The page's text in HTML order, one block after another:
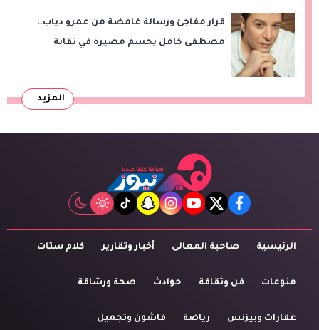
قرار مفاجئ ورسالة غامضة من عمرو دياب..
مصطفى كامل يحسم مصيره في نقابة
المزيد
facebook
twitter
youtube
instagram
snapchat
tiktok
الرئيسية صاحبة المعالى أخبار وتقارير كلام ستات
منوعات فن وثقافة حوادث صحة ورشاقة
عقارات وبيزنس رياضة فاشون وتجميل